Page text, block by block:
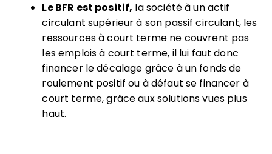
Le BFR est positif, la société à un actif
circulant supérieur à son passif circulant, les
ressources à court terme ne couvrent pas
les emplois à court terme, il lui faut donc
financer le décalage grâce à un fonds de
roulement positif ou à défaut se financer à
court terme, grâce aux solutions vues plus
haut.